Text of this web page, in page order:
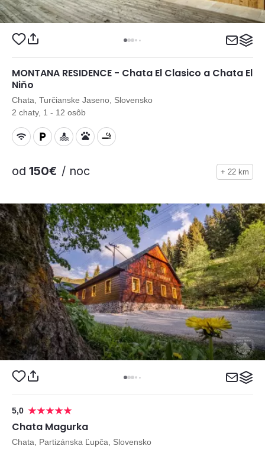
MONTANA RESIDENCE - Chata El Clasico a Chata El
Niňo
Chata, Turčianske Jaseno, Slovensko
2 chaty, 1 - 12 osôb
od 150€ / noc + 22 km
5,0
Chata Magurka
Chata, Partizánska Ľupča, Slovensko